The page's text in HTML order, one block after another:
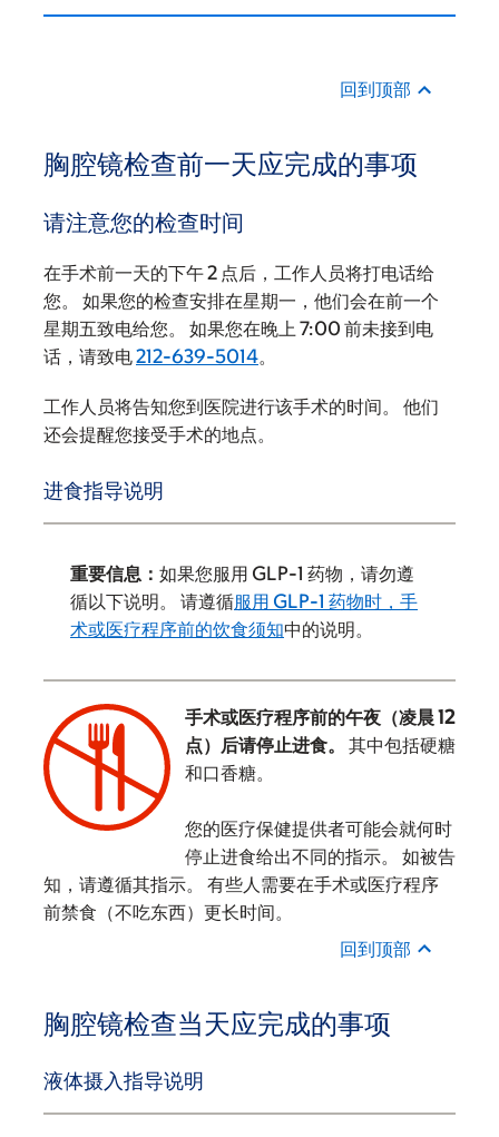
回到顶部
胸腔镜检查前一天应完成的事项
请注意您的检查时间
在手术前一天的下午 2 点后，工作人员将打电话给
您。 如果您的检查安排在星期一，他们会在前一个
星期五致电给您。 如果您在晚上 7:00 前未接到电
话，请致电212-639-5014。
工作人员将告知您到医院进行该手术的时间。 他们
还会提醒您接受手术的地点。
进食指导说明
重要信息： 如果您服用 GLP-1 药物，请勿遵
循以下说明。 请遵循服用 GLP-1 药物时，手
术或医疗程序前的饮食须知中的说明。
手术或医疗程序前的午夜（凌晨 12
点）后请停止进食。
其中包括硬糖
和口香糖。
您的医疗保健提供者可能会就何时
停止进食给出不同的指示。 如被告
知，请遵循其指示。 有些人需要在手术或医疗程序
前禁食（不吃东西）更长时间。
回到顶部
胸腔镜检查当天应完成的事项
液体摄入指导说明